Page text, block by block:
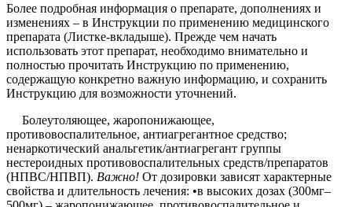
Более подробная информация о препарате, дополнениях и
изменениях – в Инструкции по применению медицинского
препарата (Листке-вкладыше). Прежде чем начать
использовать этот препарат, необходимо внимательно и
полностью прочитать Инструкцию по применению,
содержащую конкретно важную информацию, и сохранить
Инструкцию для возможности уточнений.
Болеутоляющее, жаропонижающее,
противовоспалительное, антиагрегантное средство;
ненаркотический анальгетик/антиагрегант группы
нестероидных противовоспалительных средств/препаратов
(НПВС/НПВП). Важно! От дозировки зависят характерные
свойства и длительность лечения: •в высоких дозах (300мг–